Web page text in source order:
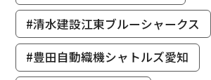
#清水建設江東ブルーシャークス
#豊田自動織機シャトルズ愛知